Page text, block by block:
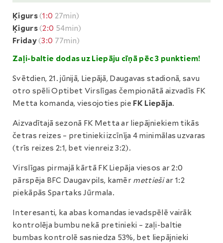
Ķigurs(1:0 27min)
Ķigurs(2:0 54min)
Friday(3:0 77min)
Zaļi-baltie dodas uz Liepāju cīņā pēc 3 punktiem!
Svētdien, 21. jūnijā, Liepājā, Daugavas stadionā, savu
otro spēli Optibet Virslīgas čempionātā aizvadīs FK
Metta komanda, viesojoties pie FK Liepāja.
Aizvadītajā sezonā FK Metta ar liepājniekiem tikās
četras reizes – pretinieki izcīnīja 4 minimālas uzvaras
(trīs reizes 2:1, bet vienreiz 3:2).
Virslīgas pirmajā kārtā FK Liepāja viesos ar 2:0
pārspēja BFC Daugavpils, kamēr mettiešiar 1:2
piekāpās Spartaks Jūrmala.
Interesanti, ka abas komandas ievadspēlē vairāk
kontrolēja bumbu nekā pretinieki – zaļi-baltie
bumbas kontrolē sasniedza 53%, bet liepājnieki